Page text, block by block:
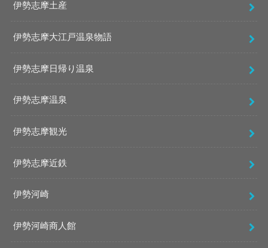
伊勢志摩土産
伊勢志摩大江戸温泉物語
伊勢志摩日帰り温泉
伊勢志摩温泉
伊勢志摩観光
伊勢志摩近鉄
伊勢河崎
伊勢河崎商人館